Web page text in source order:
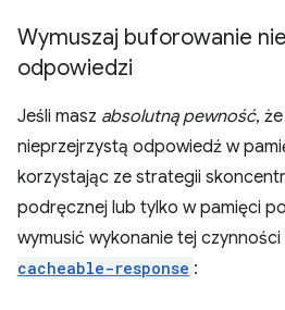
Wymuszaj buforowanie
odpowiedzi
Jeśli masz absolutną pewność,
nieprzejrzystą odpowiedź w
korzystając ze strategii
podręcznej lub tylko w pamięci
wymusić wykonanie tej
cacheable-response :